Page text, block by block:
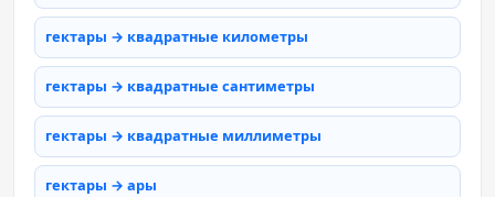
гектары → квадратные километры
гектары → квадратные сантиметры
гектары → квадратные миллиметры
гектары → ары